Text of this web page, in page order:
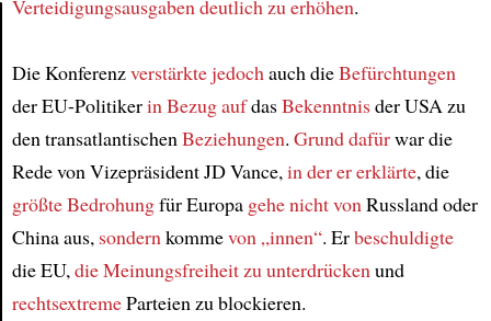
Article
Verteidigungsausgaben deutlich zu erhöhen.
Die Konferenzverstärkte jedoch auch dieBefürchtungen
der EU-Politikerin Bezug aufdasBekenntnisder USA zu
den transatlantischen Beziehungen. Grund dafürwar die
Rede von Vizepräsident JD Vance, in der er erklärte, die
größte Bedrohungfür Europa gehe nicht von Russland oder
China aus, sondern kommevon „innen“. Erbeschuldigte
die EU, die Meinungsfreiheit zu unterdrücken und
rechtsextremeParteien zu blockieren.